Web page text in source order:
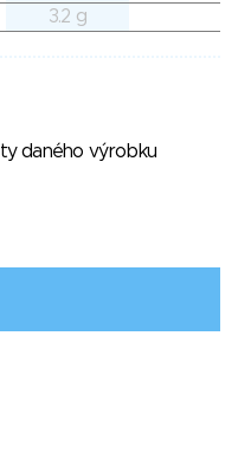
3.2 g
daného výrobku